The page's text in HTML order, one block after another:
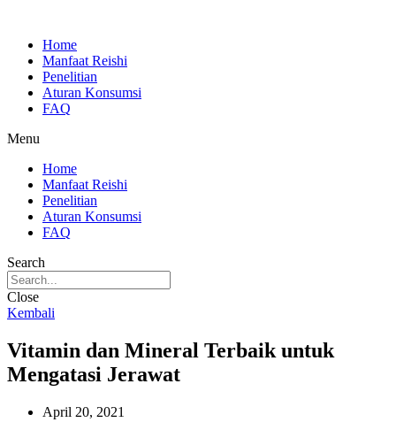
contentHome
Manfaat Reishi
Penelitian
Aturan Konsumsi
FAQ
Menu
Home
Manfaat Reishi
Penelitian
Aturan Konsumsi
FAQ
Search
Close
Kembali
Vitamin dan Mineral Terbaik untuk
Mengatasi Jerawat
April 20, 2021